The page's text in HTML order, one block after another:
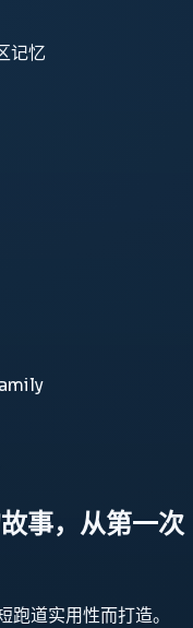
记忆
，从第一次
道实用性而打造。